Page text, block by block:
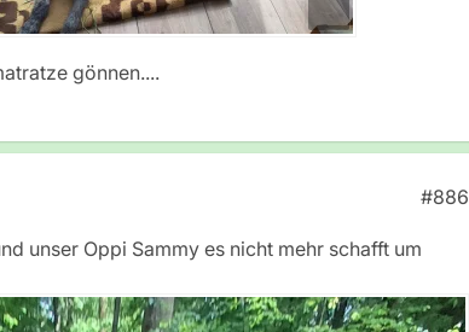
gönnen....
#886
unser Oppi Sammy es nicht mehr schafft um